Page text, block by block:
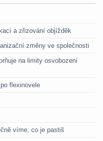
a zřizování objížděk
změny ve společnosti
na limity osvobození
flexinovele
víme, co je pastiš